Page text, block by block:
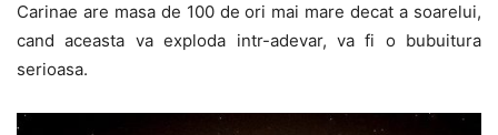
Carinae are masa de 100 de ori mai mare decat a soarelui,
cand aceasta va exploda intr-adevar, va fi o bubuitura
serioasa.